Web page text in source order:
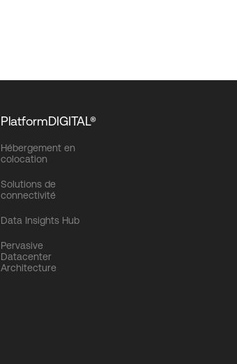
PlatformDIGITAL®
Hébergement en
colocation
Solutions de
connectivité
Data Insights Hub
Pervasive
Datacenter
Architecture